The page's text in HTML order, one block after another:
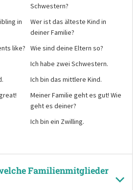
Schwestern?
in
Wer ist das älteste Kind in
deiner Familie?
like?
Wie sind deine Eltern so?
Ich habe zwei Schwestern.
Ich bin das mittlere Kind.
Meiner Familie geht es gut! Wie
geht es deiner?
Ich bin ein Zwilling.
Familienmitglieder